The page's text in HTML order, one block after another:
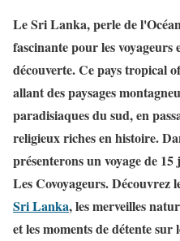
Le Sri Lanka, perle de
fascinante pour les voyageurs
découverte. Ce pays tropical
allant des paysages
paradisiaques du sud, en
religieux riches en histoire.
présenterons un voyage de
Les Covoyageurs. Découvrez
Sri Lanka, les merveilles
et les moments de détente